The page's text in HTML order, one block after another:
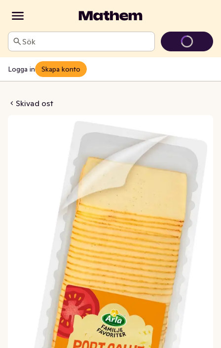
Sök
Logga in Skapa konto
Skivad ostSkivad 26%